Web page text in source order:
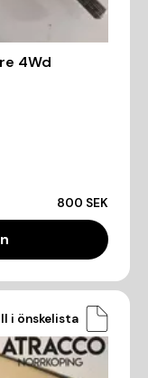
4Wd
800 SEK
i önskelista